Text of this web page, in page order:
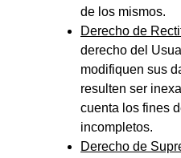
de los mismos.
Derecho de
derecho del
modifiquen sus
resulten ser
cuenta los fines
incompletos.
Derecho de